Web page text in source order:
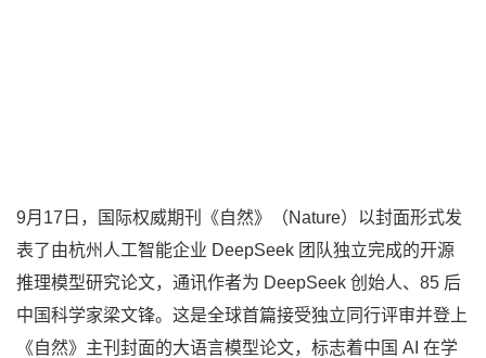
9月17日，国际权威期刊《自然》（Nature）以封面形式发
表了由杭州人工智能企业 DeepSeek 团队独立完成的开源
推理模型研究论文，通讯作者为 DeepSeek 创始人、85 后
中国科学家梁文锋。这是全球首篇接受独立同行评审并登上
《自然》主刊封面的大语言模型论文，标志着中国 AI 在学